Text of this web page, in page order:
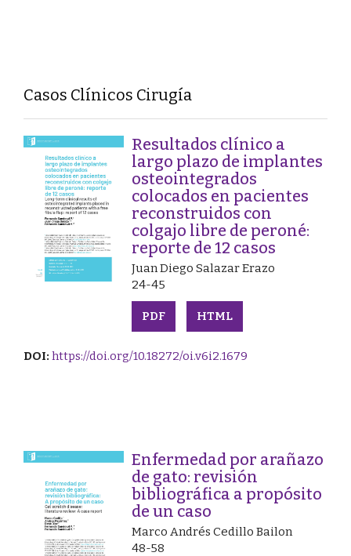
Casos Clínicos Cirugía
Resultados clínico a
largo plazo de implantes
osteointegrados
colocados en pacientes
reconstruidos con
colgajo libre de peroné:
reporte de 12 casos
Juan Diego Salazar Erazo
24-45
PDF HTML
DOI: https://doi.org/10.18272/oi.v6i2.1679
Enfermedad por arañazo
de gato: revisión
bibliográfica a propósito
de un caso
Marco Andrés Cedillo Bailon
48-58